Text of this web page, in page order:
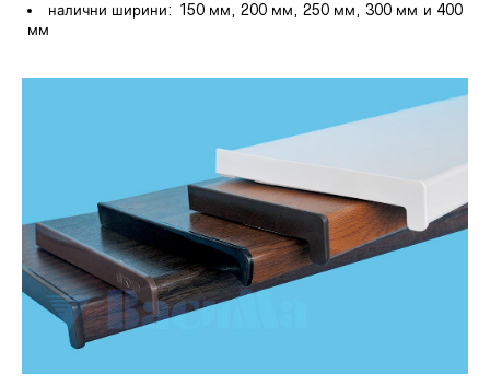
налични ширини: 150 мм, 200 мм, 250 мм, 300 мм и 400
мм